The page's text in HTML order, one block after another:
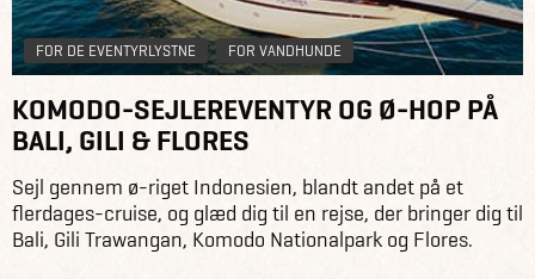
FOR DE EVENTYRLYSTNE FOR VANDHUNDE
KOMODO-SEJLEREVENTYR OG Ø-HOP PÅ
BALI, GILI & FLORES
Sejl gennem ø-riget Indonesien, blandt andet på et
flerdages-cruise, og glæd dig til en rejse, der bringer dig til
Bali, Gili Trawangan, Komodo Nationalpark og Flores.